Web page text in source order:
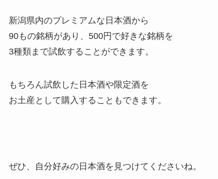
新潟県内のプレミアムな日本酒から
90もの銘柄があり、500円で好きな銘柄を
3種類まで試飲することができます。
もちろん試飲した日本酒や限定酒を
お土産として購入することもできます。
ぜひ、自分好みの日本酒を見つけてくださいね。